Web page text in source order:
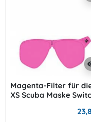
Magenta-Filter für
XS Scuba Maske